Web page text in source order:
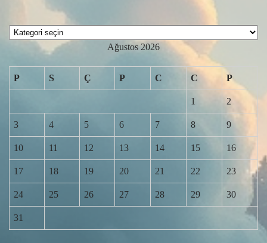
Kategoriler
Ağustos 2026
P S Ç P C C P
1 2
3 4 5 6 7 8 9
10 11 12 13 14 15 16
17 18 19 20 21 22 23
24 25 26 27 28 29 30
31